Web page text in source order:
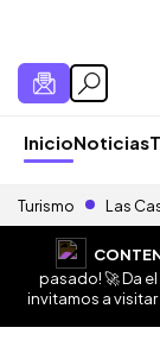
InicioNoticias
Turismo Las
pasado! 🚀 Da
invitamos a